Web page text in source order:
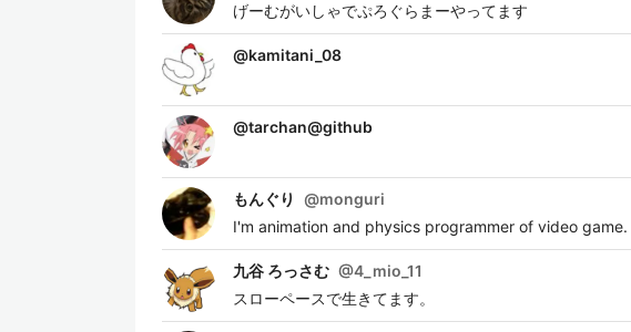
げーむがいしゃでぷろぐらまーやってます
@kamitani_08
@tarchan@github
もんぐり @monguri
I'm animation and physics programmer of video game.
九谷 ろっさむ @4_mio_11
スローペースで生きてます。